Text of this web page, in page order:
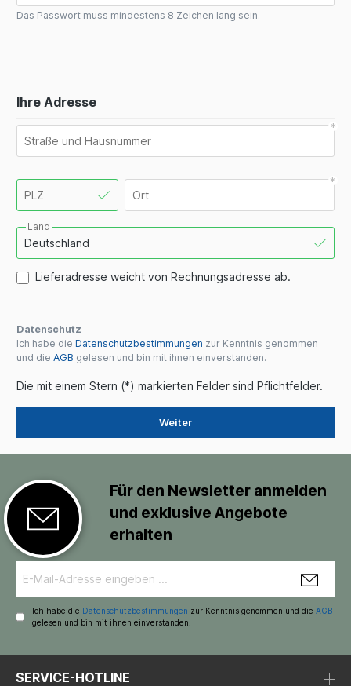
Das Passwort muss mindestens 8 Zeichen lang sein.
Ihre Adresse
Land
Lieferadresse weicht von Rechnungsadresse ab.
Datenschutz
Ich habe die Datenschutzbestimmungen zur Kenntnis genommen
und die AGB gelesen und bin mit ihnen einverstanden.
Die mit einem Stern (*) markierten Felder sind Pflichtfelder.
Weiter
Für den Newsletter anmelden
und exklusive Angebote
erhalten
Ich habe die Datenschutzbestimmungen zur Kenntnis genommen und die AGB
gelesen und bin mit ihnen einverstanden.
SERVICE-HOTLINE